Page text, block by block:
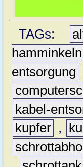
TAGs:
hamminkeln
entsorgung
kabel-
kupfer ,